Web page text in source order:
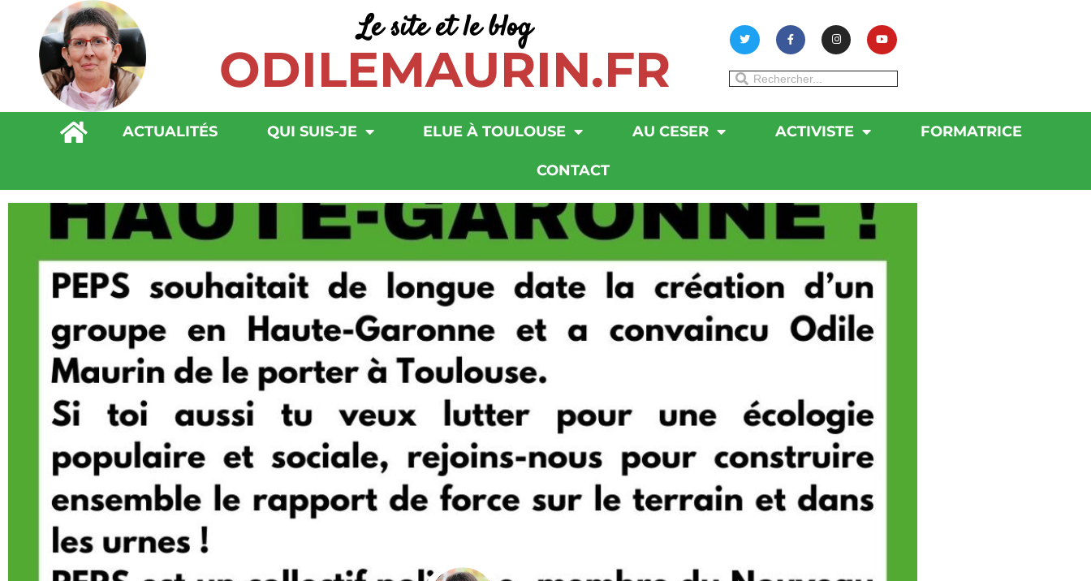
Le site et le blog
ODILEMAURIN.FR
ACTUALITÉS QUI SUIS-JE ELUE À TOULOUSE AU CESER ACTIVISTE FORMATRICE
CONTACT